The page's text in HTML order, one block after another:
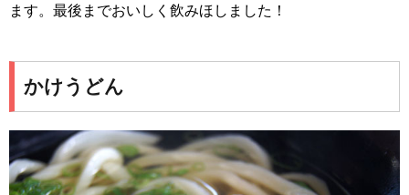
ます。最後までおいしく飲みほしました！
かけうどん